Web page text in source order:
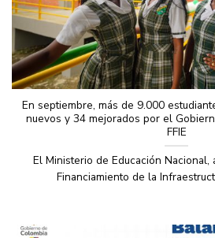
En septiembre, más de 9.000
nuevos y 34 mejorados por el
FFIE
El Ministerio de Educación
Financiamiento de la